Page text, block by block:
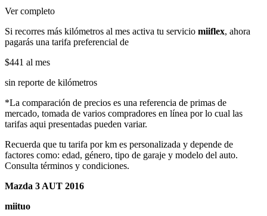
Ver completo
Si recorres más kilómetros al mes activa tu servicio miiflex, ahora
pagarás una tarifa preferencial de
$441 al mes
sin reporte de kilómetros
*La comparación de precios es una referencia de primas de
mercado, tomada de varios compradores en línea por lo cual las
tarifas aqui presentadas pueden variar.
Recuerda que tu tarifa por km es personalizada y depende de
factores como: edad, género, tipo de garaje y modelo del auto.
Consulta términos y condiciones.
Mazda 3 AUT 2016
miituo